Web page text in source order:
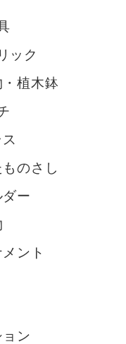
ック
植木鉢
のさし
ー
ント
ン